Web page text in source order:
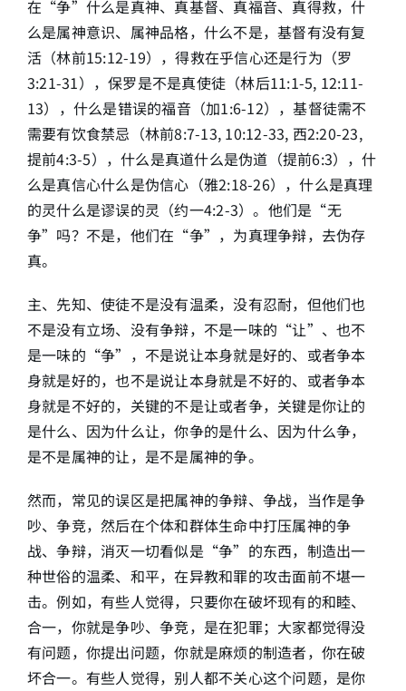
在“争”什么是真神、真基督、真福音、真得救，什
么是属神意识、属神品格，什么不是，基督有没有复
活（林前15:12-19），得救在乎信心还是行为（罗
3:21-31），保罗是不是真使徒（林后11:1-5, 12:11-
13），什么是错误的福音（加1:6-12），基督徒需不
需要有饮食禁忌（林前8:7-13, 10:12-33, 西2:20-23,
提前4:3-5），什么是真道什么是伪道（提前6:3），什
么是真信心什么是伪信心（雅2:18-26），什么是真理
的灵什么是谬误的灵（约一4:2-3）。他们是“无
争”吗？不是，他们在“争”，为真理争辩，去伪存
真。
主、先知、使徒不是没有温柔，没有忍耐，但他们也
不是没有立场、没有争辩，不是一味的“让”、也不
是一味的“争”，不是说让本身就是好的、或者争本
身就是好的，也不是说让本身就是不好的、或者争本
身就是不好的，关键的不是让或者争，关键是你让的
是什么、因为什么让，你争的是什么、因为什么争，
是不是属神的让，是不是属神的争。
然而，常见的误区是把属神的争辩、争战，当作是争
吵、争竞，然后在个体和群体生命中打压属神的争
战、争辩，消灭一切看似是“争”的东西，制造出一
种世俗的温柔、和平，在异教和罪的攻击面前不堪一
击。例如，有些人觉得，只要你在破坏现有的和睦、
合一，你就是争吵、争竞，是在犯罪；大家都觉得没
有问题，你提出问题，你就是麻烦的制造者，你在破
坏合一。有些人觉得，别人都不关心这个问题，是你